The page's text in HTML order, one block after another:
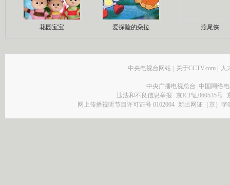
花园宝宝 爱探险的朵拉 燕尾侠
中央电视台网站 关于CCTV.com 人
中央广播电视总台 中国网络
违法和不良信息举报
京ICP证060535号
网上传播视听节目许可证号 0102004 新出网证（京）